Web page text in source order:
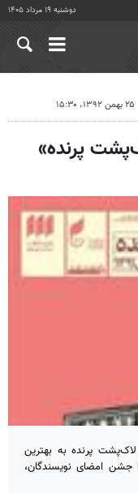
دوشنبه ۱۹ مرداد ۱۴۰۵
۲۵ بهمن ۱۳۹۲، ۱۵:۳۰
پرنده»
پرنده به بهترین
سال 1391 همراه با جشن امضای نویسندگان،